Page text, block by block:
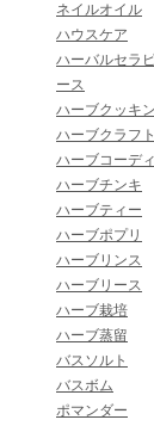
ネイルオイル
ハウスケア
ハーバルセラ
ース
ハーブクッキ
ハーブクラフト
ハーブコーデ
ハーブチンキ
ハーブティー
ハーブポプリ
ハーブリンス
ハーブリース
ハーブ栽培
ハーブ蒸留
バスソルト
バスボム
ポマンダー